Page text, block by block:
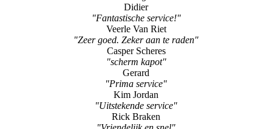
"Home knop Iphone vervangen"
Rob Marcks
"Snel en goed"
Didier
"Fantastische service!"
Veerle Van Riet
"Zeer goed. Zeker aan te raden"
Casper Scheres
"scherm kapot"
Gerard
"Prima service"